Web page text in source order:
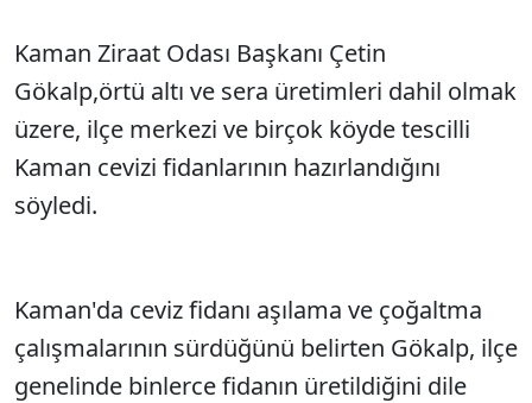
Kaman Ziraat Odası Başkanı Çetin
Gökalp,örtü altı ve sera üretimleri dahil olmak
üzere, ilçe merkezi ve birçok köyde tescilli
Kaman cevizi fidanlarının hazırlandığını
söyledi.
Kaman'da ceviz fidanı aşılama ve çoğaltma
çalışmalarının sürdüğünü belirten Gökalp, ilçe
genelinde binlerce fidanın üretildiğini dile